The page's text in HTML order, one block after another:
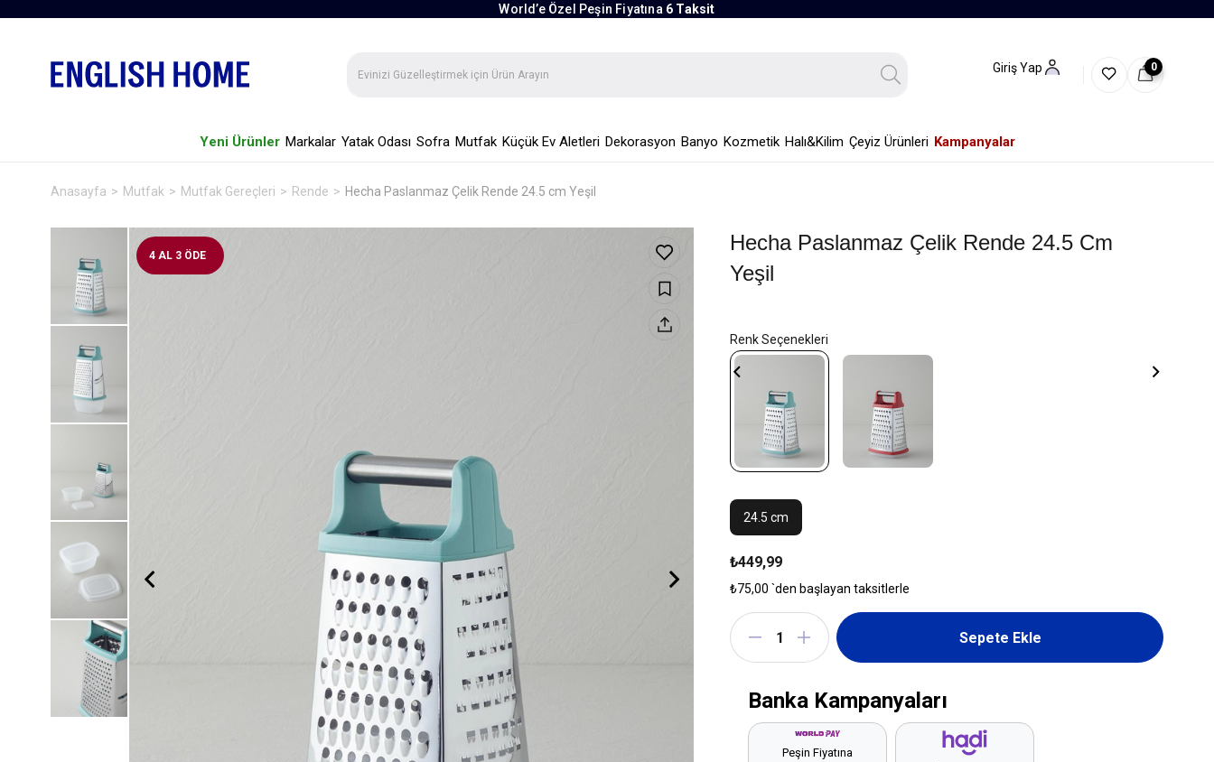
World’e Özel Peşin Fiyatına 6 Taksit
Giriş Yap 0
Yeni Ürünler Markalar Yatak Odası Sofra Mutfak Küçük Ev Aletleri Dekorasyon Banyo Kozmetik Halı&Kilim Çeyiz Ürünleri Kampanyalar
Anasayfa Mutfak Mutfak Gereçleri Rende Hecha Paslanmaz Çelik Rende 24.5 cm Yeşil
4 AL 3 ÖDE
Hecha Paslanmaz Çelik Rende 24.5 Cm
Yeşil
24.5 cm
₺449,99
₺75,00 `den başlayan taksitlerle
Banka Kampanyaları
Peşin Fiyatına